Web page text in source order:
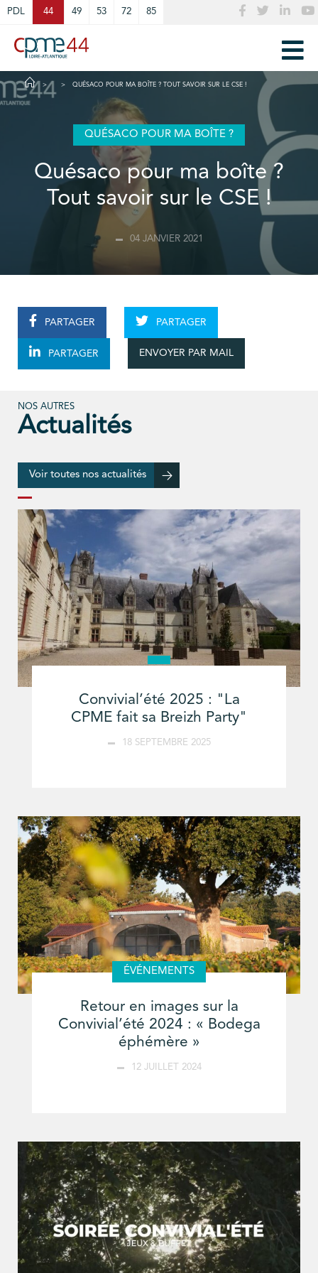
PDL 44 49 53 72 85
QUÉSACO POUR MA BOÎTE ? TOUT SAVOIR SUR LE CSE !
QUÉSACO POUR MA BOÎTE ?
Quésaco pour ma boîte ?
Tout savoir sur le CSE !
04 JANVIER 2021
PARTAGER PARTAGER
PARTAGER ENVOYER PAR MAIL
NOS AUTRES
Actualités
Voir toutes nos actualités
Convivial’été 2025 : "La
CPME fait sa Breizh Party"
18 SEPTEMBRE 2025
ÉVÉNEMENTS
Retour en images sur la
Convivial’été 2024 : « Bodega
éphémère »
12 JUILLET 2024
Cookies management panel